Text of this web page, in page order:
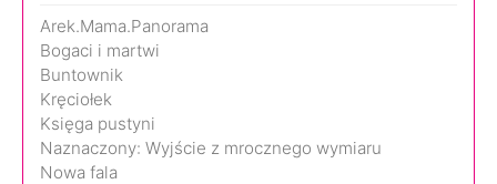
Arek.Mama.Panorama
Bogaci i martwi
Buntownik
Kręciołek
Księga pustyni
Naznaczony: Wyjście z mrocznego wymiaru
Nowa fala